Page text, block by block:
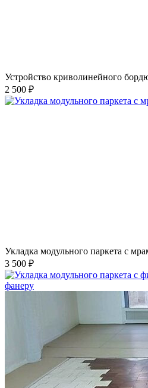
Устройство криволинейного
2 500 ₽
Укладка модульного паркета с
3 500 ₽